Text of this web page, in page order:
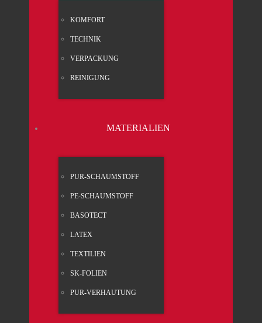
KOM­FORT
TECH­NIK
VER­PA­CKUNG
REI­NI­GUNG
MATE­RIA­LI­EN
PUR-SCHAUM­STOFF
PE-SCHAUM­STOFF
BASO­TECT
LATEX
TEX­TI­LI­EN
SK-FOLI­EN
PUR-VER­HAU­TUNG